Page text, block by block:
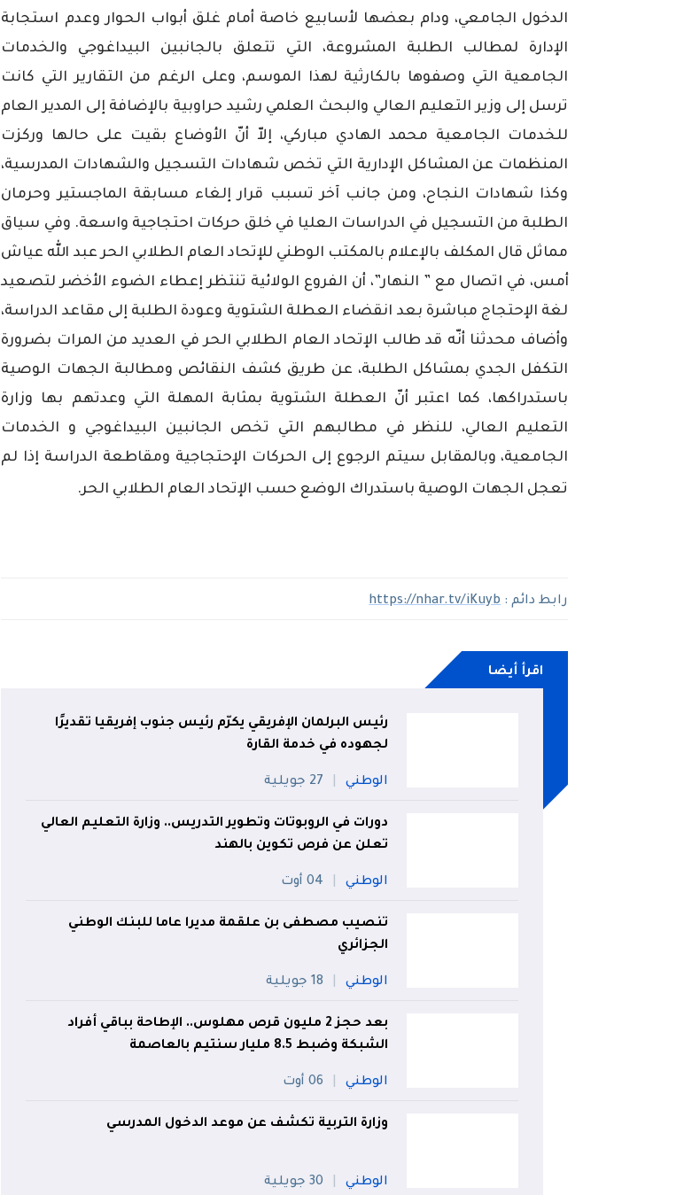
الدخول الجامعي، ودام بعضها لأسابيع خاصة أمام غلق أبواب الحوار وعدم استجابة
الإدارة
لمطالب الطلبة المشروعة، التي تتعلق بالجانبين البيداغوجي
والخدمات
الجامعية التي وصفوها بالكارثية لهذا الموسم، وعلى الرغم من التقارير التي كانت
ترسل إلى وزير التعليم العالي والبحث العلمي رشيد حراوبية بالإضافة إلى المدير العام
للخدمات
الجامعية محمد الهادي مباركي، إلاّ أنّ الأوضاع بقيت على حالها
وركزت
المنظمات عن المشاكل الإدارية التي تخص شهادات التسجيل والشهادات المدرسية،
وكذا شهادات النجاح، ومن جانب آخر تسبب قرار إلغاء مسابقة الماجستير وحرمان
الطلبة من التسجيل في الدراسات العليا في خلق حركات احتجاجية واسعة. وفي سياق
مماثل قال المكلف بالإعلام بالمكتب الوطني للإتحاد العام الطلابي الحر عبد الله عياش
أمس، في اتصال مع ” النهار”، أن الفروع الولائية تنتظر إعطاء الضوء الأخضر لتصعيد
لغة الإحتجاج مباشرة بعد انقضاء العطلة الشتوية وعودة الطلبة إلى مقاعد الدراسة،
وأضاف محدثنا أنّه قد طالب الإتحاد العام الطلابي الحر في العديد من المرات بضرورة
التكفل الجدي بمشاكل الطلبة، عن طريق كشف النقائص ومطالبة الجهات الوصية
باستدراكها،
كما اعتبر أنّ العطلة الشتوية بمثابة المهلة التي وعدتهم بها
وزارة
التعليم
العالي، للنظر في مطالبهم التي تخص الجانبين البيداغوجي و
الخدمات
الجامعية، وبالمقابل سيتم الرجوع إلى الحركات الإحتجاجية ومقاطعة الدراسة إذا لم
تعجل الجهات الوصية باستدراك الوضع حسب الإتحاد العام الطلابي الحر.
رابط دائم :https://nhar.tv/iKuyb
اقرأ أيضا
رئيس البرلمان الإفريقي يكرّم رئيس جنوب إفريقيا تقديرًا
لجهوده في خدمة القارة
الوطني 27 جويلية
دورات في الروبوتات وتطوير التدريس.. وزارة التعليم العالي
تعلن عن فرص تكوين بالهند
الوطني 04 أوت
تنصيب مصطفى بن علقمة مديرا عاما للبنك الوطني
الجزائري
الوطني 18 جويلية
بعد حجز 2 مليون قرص مهلوس.. الإطاحة بباقي أفراد
الشبكة وضبط 8.5 مليار سنتيم بالعاصمة
الوطني 06 أوت
وزارة التربية تكشف عن موعد الدخول المدرسي
الوطني 30 جويلية